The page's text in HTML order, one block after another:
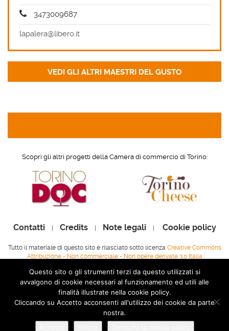
3473009687
lapalera@libero.it
Scopri gli altri progetti della Camera di commercio di Torino:
Contatti | Credits | Note legali | Cookie policy
Tutto il materiale di questo sito è rilasciato sotto licenza Creative Commons
Attribuzione - Non commerciale - Non opere derivate 3.0 Italia
Camera di commercio di Torino - Via Carlo Alberto, 16 - 10123 Torino -
Centralino 011.57161 - Fax 011.5716516
Indirizzo di posta elettronica certificata:
protocollo.generale@to.legalmail.camcom.it Responsabile del
procedimento di pubblicazione: Guido Bolatto (
Questo sito o gli strumenti terzi da questo utilizzati si
avvalgono di cookie necessari al funzionamento ed utili alle
finalità illustrate nella cookie policy.
Cliccando su Accetto acconsenti all'utilizzo dei cookie da parte
nostra.